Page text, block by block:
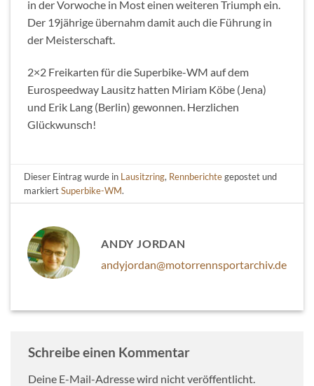
in der Vorwoche in Most einen weiteren Triumph ein.
Der 19jährige übernahm damit auch die Führung in
der Meisterschaft.
2×2 Freikarten für die Superbike-WM auf dem
Eurospeedway Lausitz hatten Miriam Köbe (Jena)
und Erik Lang (Berlin) gewonnen. Herzlichen
Glückwunsch!
Dieser Eintrag wurde in Lausitzring, Rennberichtegepostet und
markiertSuperbike-WM.
ANDY JORDAN
andyjordan@motorrennsportarchiv.de
Schreibe einen Kommentar
Deine E-Mail-Adresse wird nicht veröffentlicht.